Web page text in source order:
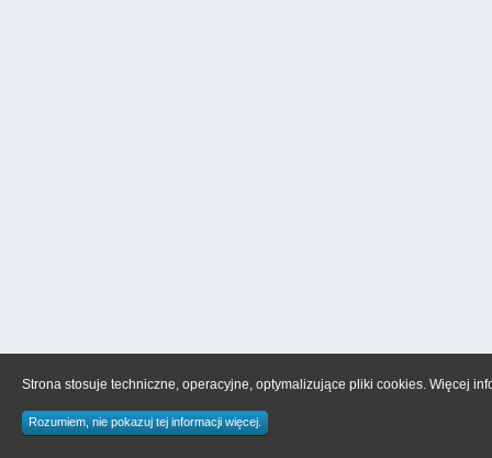
Strona stosuje techniczne, operacyjne, optymalizujące pliki cookies. Więcej
Rozumiem, nie pokazuj tej informacji więcej.